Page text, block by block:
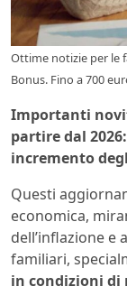
Ottime notizie per le
Bonus. Fino a 700
Importanti
partire dal
incremento
Questi
economica,
dell’inflazione e
familiari,
in condizioni